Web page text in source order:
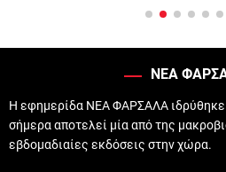
ΝΕΑ
Η εφημερίδα ΝΕΑ ΦΑΡΣΑΛΑ ιδρύθηκε
σήμερα αποτελεί μία από της
εβδομαδιαίες εκδόσεις στην χώρα.